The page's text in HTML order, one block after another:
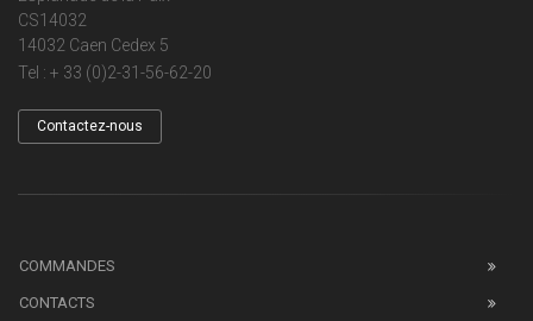
CS14032
14032 Caen Cedex 5
Tel : + 33 (0)2-31-56-62-20
Contactez-nous
COMMANDES
CONTACTS